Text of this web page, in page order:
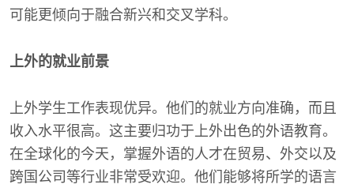
可能更倾向于融合新兴和交叉学科。
上外的就业前景
上外学生工作表现优异。他们的就业方向准确，而且
收入水平很高。这主要归功于上外出色的外语教育。
在全球化的今天，掌握外语的人才在贸易、外交以及
跨国公司等行业非常受欢迎。他们能够将所学的语言